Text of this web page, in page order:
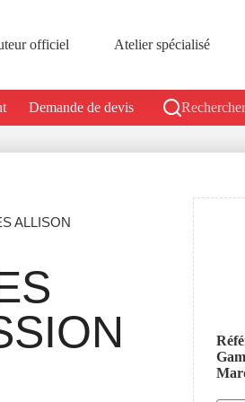
officiel Atelier spécialisé
Demande de devis
ALLISON